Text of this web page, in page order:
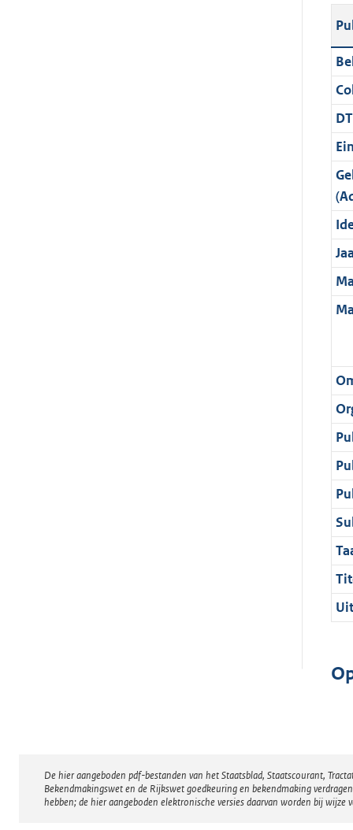
Disclaimer
De hier aangeboden pdf-bestanden van het Staatsblad, Staatscourant,
Bekendmakingswet en de Rijkswet goedkeuring en bekendmaking
hebben; de hier aangeboden elektronische versies daarvan worden bij wijze